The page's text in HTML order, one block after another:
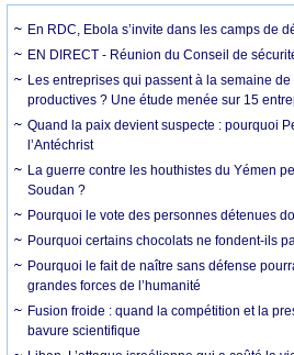
En RDC, Ebola s’invite dans les camps de
EN DIRECT - Réunion du Conseil de
Les entreprises qui passent à la semaine
productives ? Une étude menée sur 15
Quand la paix devient suspecte : pourquoi
l’Antéchrist
La guerre contre les houthistes du Yémen
Soudan ?
Pourquoi le vote des personnes détenues
Pourquoi certains chocolats ne fondent-ils
Pourquoi le fait de naître sans défense
grandes forces de l’humanité
Fusion froide : quand la compétition et la
bavure scientifique